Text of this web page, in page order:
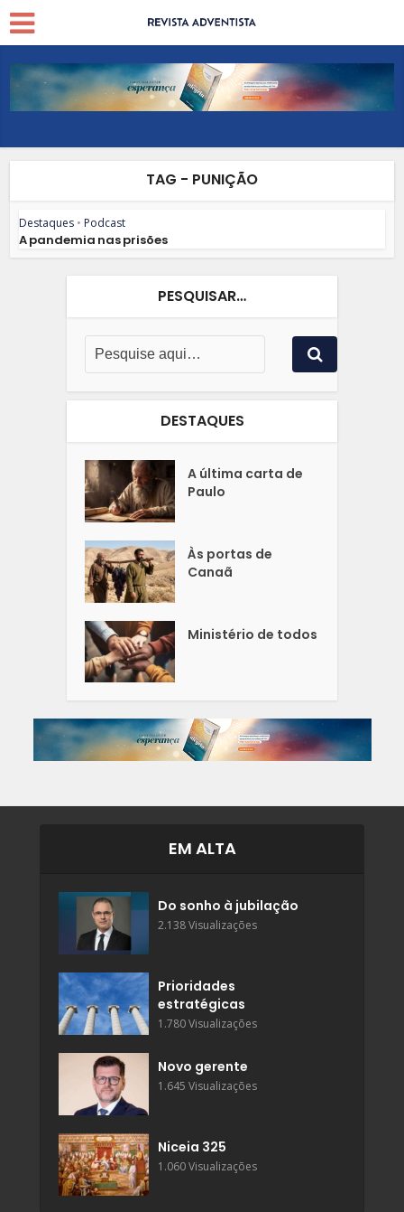
TAG - PUNIÇÃO
Destaques • Podcast
A pandemia nas prisões
PESQUISAR…
DESTAQUES
A última carta de
Paulo
Às portas de
Canaã
Ministério de todos
EM ALTA
Do sonho à jubilação
2.138 Visualizações
Prioridades
estratégicas
1.780 Visualizações
Novo gerente
1.645 Visualizações
Niceia 325
1.060 Visualizações